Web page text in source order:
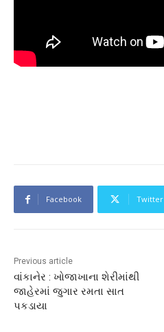
Facebook Twitter
Previous article
વાંકાનેર : ખોજાખાના શેરીમાંથી
જાહેરમાં જુગાર રમતા સાત
પકડાયા